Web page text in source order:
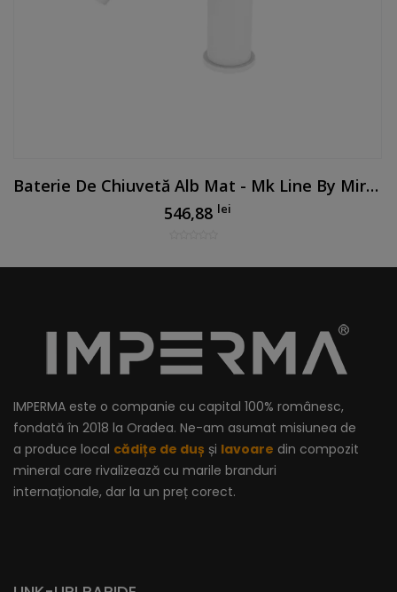
Baterie De Chiuvetă Alb Mat - Mk Line By Mirtak
546,88 lei
IMPERMA este o companie cu capital 100% românesc,
fondată în 2018 la Oradea. Ne-am asumat misiunea de
a produce local cădițe de duș și lavoare din compozit
mineral care rivalizează cu marile branduri
internaționale, dar la un preț corect.